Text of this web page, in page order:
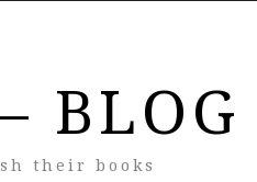
BLOG
their books